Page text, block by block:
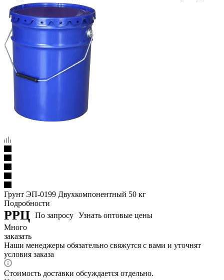
Грунт ЭП-0199 Двухкомпонентный 50 кг
Подробности
РРЦ По запросу Узнать оптовые цены
Много
заказать
Наши менеджеры обязательно свяжутся с вами и уточнят
условия заказа
Стоимость доставки обсуждается отдельно.